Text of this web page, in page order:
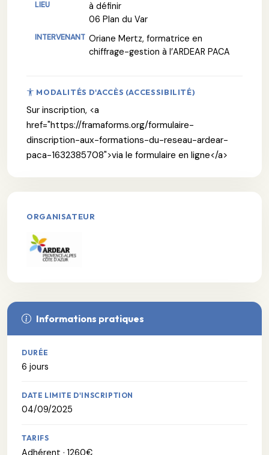
à définir
06 Plan du Var
Oriane Mertz, formatrice en
chiffrage-gestion à l’ARDEAR PACA
MODALITÉS D'ACCÈS (ACCESSIBILITÉ)
Sur inscription, <a
href="https://framaforms.org/formulaire-
dinscription-aux-formations-du-reseau-ardear-
paca-1632385708">via le formulaire en ligne</a>
ORGANISATEUR
Informations pratiques
DURÉE
6 jours
DATE LIMITE D'INSCRIPTION
04/09/2025
TARIFS
Adhérent · 1260€